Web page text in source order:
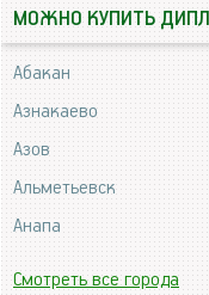
МОЖНО КУПИТЬ
Абакан
Азнакаево
Азов
Альметьевск
Анапа
Смотреть все города